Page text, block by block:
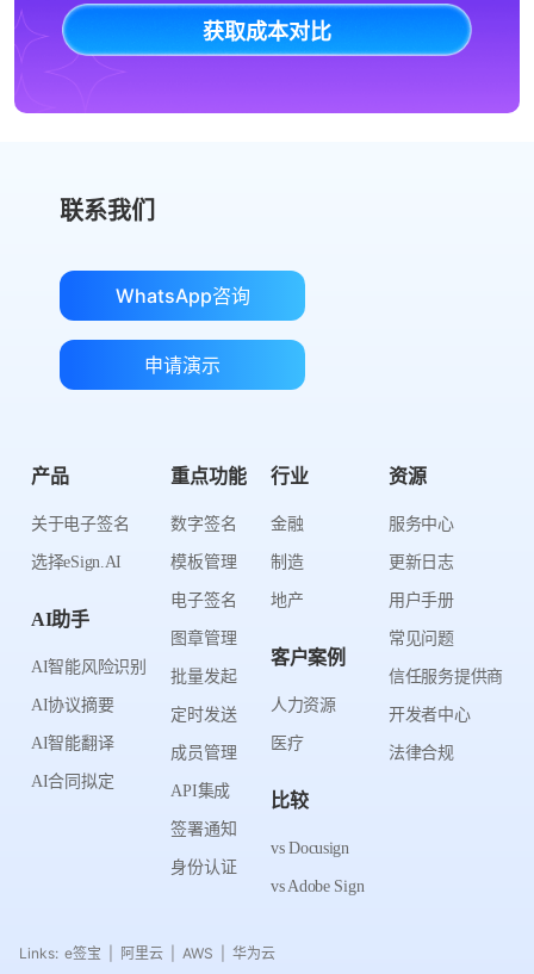
获取成本对比
联系我们
WhatsApp咨询
申请演示
产品
关于电子签名
选择eSign.AI
AI助手
AI智能风险识别
AI协议摘要
AI智能翻译
AI合同拟定
重点功能
数字签名
模板管理
电子签名
图章管理
批量发起
定时发送
成员管理
API集成
签署通知
身份认证
行业
金融
制造
地产
客户案例
人力资源
医疗
比较
vs Docusign
vs Adobe Sign
资源
服务中心
更新日志
用户手册
常见问题
信任服务提供商
开发者中心
法律合规
Links: e签宝 阿里云 AWS 华为云